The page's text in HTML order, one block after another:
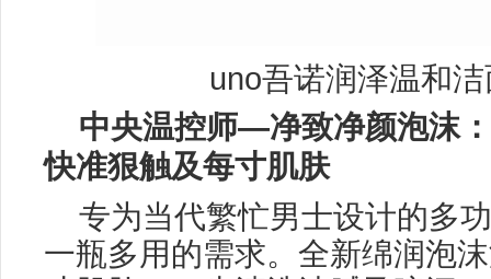
uno吾诺润泽温和
中央温控师—净致净颜泡沫
快准狠触及每寸肌肤
专为当代繁忙男士设计的多
一瓶多用的需求。全新绵润泡